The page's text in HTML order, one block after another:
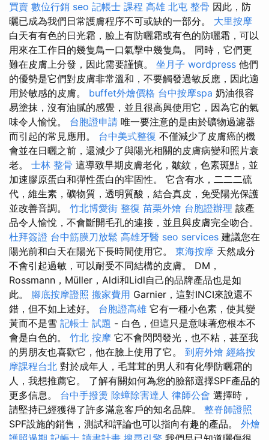
買賣 數位行銷 seo 記帳士 課程 高雄 北屯 整骨 因此，防
曬已成為我們日常護膚程序不可或缺的一部分。 大里按摩
白天有有色的日光霜，臉上有防曬霜或有色的防曬霜，可以
用來在工作日的幾隻鳥一口氣擊中幾隻鳥。 同時，它們更
難在皮膚上分發，因此需要謹慎。 坐月子 wordpress 他們
的優勢是它們對皮膚非常溫和，不要觸發過敏反應，因此適
用於敏感的皮膚。 buffet外燴價格 台中按摩spa 奶油很容
易塗抹，沒有油膩的感覺，並且很高興使用它，因為它的氣
味令人愉悅。 台胞證申請 唯一要注意的是由於礦物過濾器
而引起的常見應用。 台中美式整復 不僅減少了皮膚癌的機
會並在日曬之前，還減少了與陽光相關的皮膚病變和照片衰
老。 士林 整骨 這導致早期皮膚老化，皺紋，色素斑點，並
加速膠原蛋白和彈性蛋白的牢固性。 它含有水，二二二硫
代，維生素，礦物質，透明質酸，結合真皮，免受陽光保護
並改善音調。 竹北博愛街 整復 苗栗外燴 台胞證辦理 該產
品令人愉悅，不會斷開毛孔的連接，並且與皮膚完全吻合。
杜拜簽證 台中筋膜刀放鬆 高雄牙醫 seo services 建議您在
陽光前和白天在陽光下長時間使用它。 東海按摩 天然成分
不會引起過敏，可以耐受不同結構的皮膚。 DM，
Rossmann，Müller，Aldi和Lidl自己的品牌產品也是如
此。 腳底按摩證照 搬家費用 Garnier，這對INCI來說還不
錯，但不如上述好。 台胞證高雄 它有一種小色素，使其變
黃而不是雪 記帳士 試題 - 白色，但這只是意味著您根本不
會是白色的。 竹北 按摩 它不會閃閃發光，也不粘，甚至我
的男朋友也喜歡它，他在臉上使用了它。 到府外燴 經絡按
摩課程台北 對於成年人，毛茸茸的男人和有化學防曬霜的
人，我想推薦它。 了解有關如何為您的臉部選擇SPF產品的
更多信息。 台中手撥燙 除蟑除害達人 律師公會 選擇時，
請堅持已經獲得了許多滿意客戶的知名品牌。 整脊師證照
SPF設施的銷售，測試和評論也可以指向有趣的產品。 外燴